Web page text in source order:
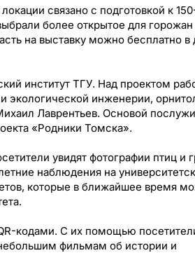
связано с подготовкой к
более открытое для горожан
на выставку можно бесплатно в
институт ТГУ. Над проектом
экологической инженерии,
Лаврентьев. Основой
«Родники Томска».
увидят фотографии птиц и
наблюдения на
которые в ближайшее время
кодами. С их помощью
фильмам об истории и